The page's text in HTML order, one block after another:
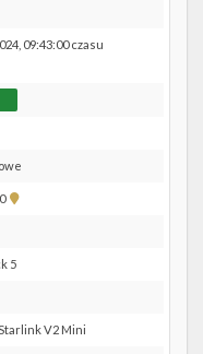
09:43:00 czasu
Pokaż
Maps
5
V2 Mini